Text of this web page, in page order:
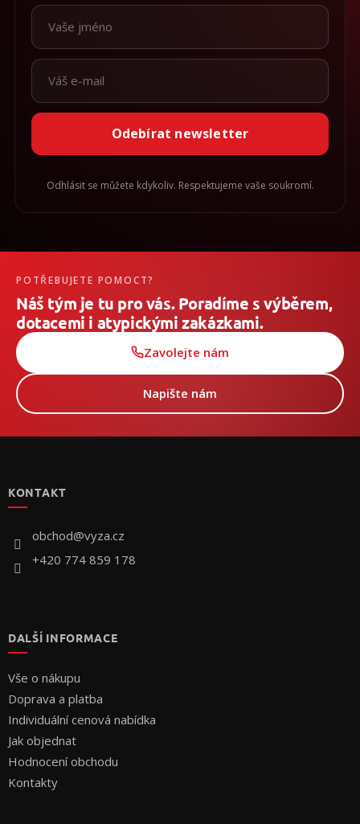
Odebírat newsletter
Odhlásit se můžete kdykoliv. Respektujeme vaše soukromí.
POTŘEBUJETE POMOCT?
Náš tým je tu pro vás. Poradíme s výběrem,
dotacemi i atypickými zakázkami.
Zavolejte nám
Napište nám
KONTAKT
obchod@vyza.cz
+420 774 859 178
DALŠÍ INFORMACE
Vše o nákupu
Doprava a platba
Individuální cenová nabídka
Jak objednat
Hodnocení obchodu
Kontakty